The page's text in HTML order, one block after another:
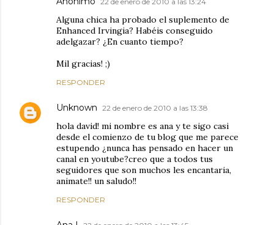
Alguna chica ha probado el suplemento de
Enhanced Irvingia? Habéis conseguido
adelgazar? ¿En cuanto tiempo?
Mil gracias! ;)
RESPONDER
Unknown 22 de enero de 2010 a las 13:38
hola david! mi nombre es ana y te sigo casi
desde el comienzo de tu blog que me parece
estupendo ¿nunca has pensado en hacer un
canal en youtube?creo que a todos tus
seguidores que son muchos les encantaria,
animate!! un saludo!!
RESPONDER